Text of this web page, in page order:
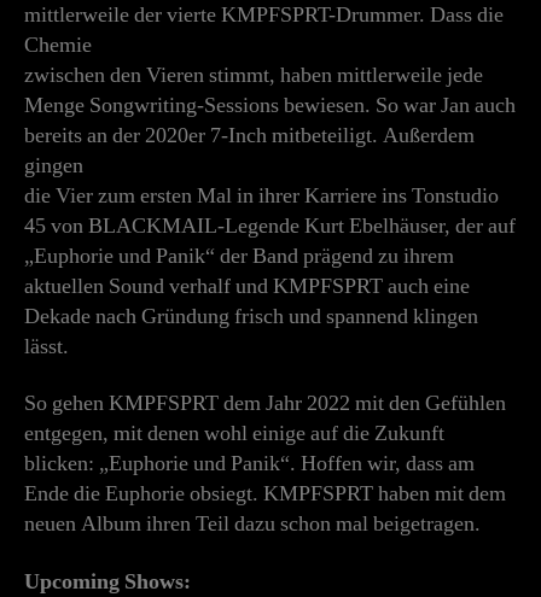
mittlerweile der vierte KMPFSPRT-Drummer. Dass die
Chemie
zwischen den Vieren stimmt, haben mittlerweile jede
Menge Songwriting-Sessions bewiesen. So war Jan auch
bereits an der 2020er 7-Inch mitbeteiligt. Außerdem
gingen
die Vier zum ersten Mal in ihrer Karriere ins Tonstudio
45 von BLACKMAIL-Legende Kurt Ebelhäuser, der auf
„Euphorie und Panik“ der Band prägend zu ihrem
aktuellen Sound verhalf und KMPFSPRT auch eine
Dekade nach Gründung frisch und spannend klingen
lässt.
So gehen KMPFSPRT dem Jahr 2022 mit den Gefühlen
entgegen, mit denen wohl einige auf die Zukunft
blicken: „Euphorie und Panik“. Hoffen wir, dass am
Ende die Euphorie obsiegt. KMPFSPRT haben mit dem
neuen Album ihren Teil dazu schon mal beigetragen.
Upcoming Shows: